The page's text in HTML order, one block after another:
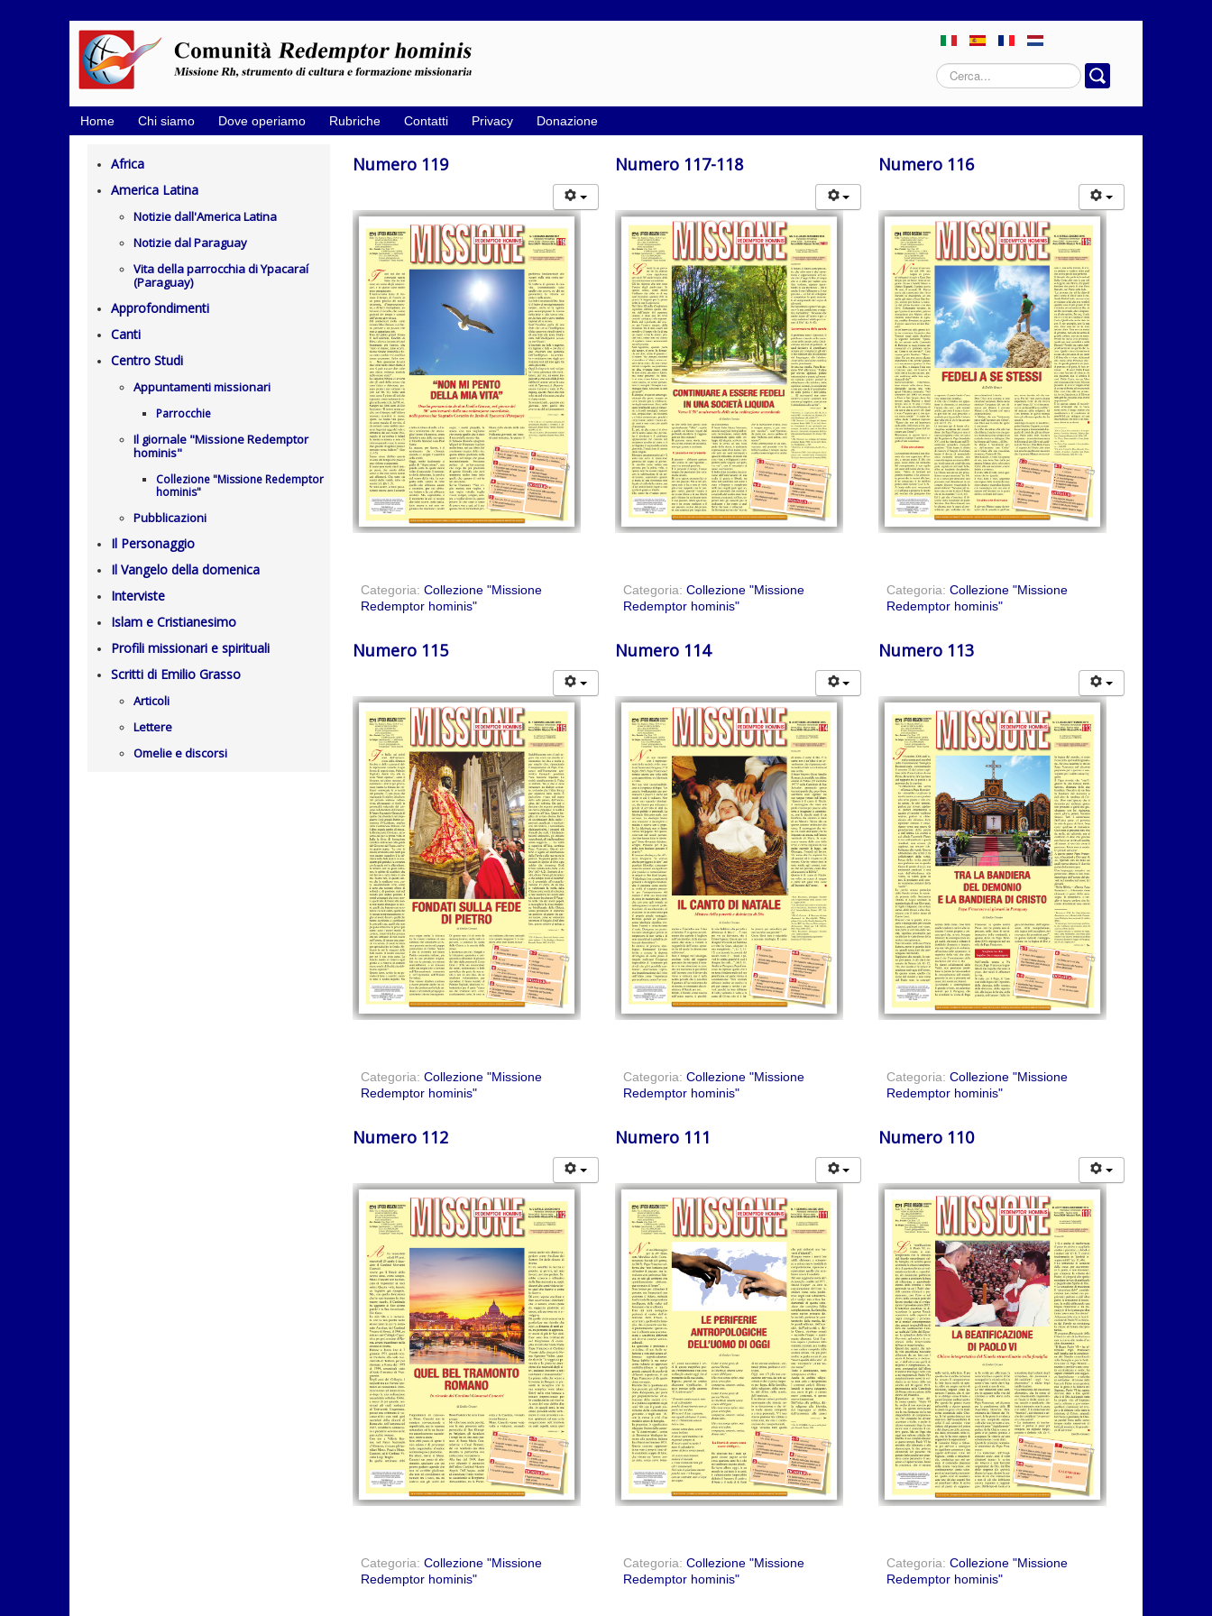
Cerca...
Home Chi siamo Dove operiamo Rubriche Contatti Privacy Donazione
Africa
America Latina
Notizie dall'America Latina
Notizie dal Paraguay
Vita della parrocchia di Ypacaraí
(Paraguay)
Approfondimenti
Canti
Centro Studi
Appuntamenti missionari
Parrocchie
Il giornale "Missione Redemptor
hominis"
Collezione "Missione Redemptor
hominis"
Pubblicazioni
Il Personaggio
Il Vangelo della domenica
Interviste
Islam e Cristianesimo
Profili missionari e spirituali
Scritti di Emilio Grasso
Articoli
Lettere
Omelie e discorsi
Numero 119
Categoria: Collezione "Missione
Redemptor hominis"
Numero 117-118
Categoria:Collezione "Missione
Redemptor hominis"
Numero 116
Categoria: Collezione "Missione
Redemptor hominis"
Numero 115
Categoria: Collezione "Missione
Redemptor hominis"
Numero 114
Categoria:Collezione "Missione
Redemptor hominis"
Numero 113
Categoria: Collezione "Missione
Redemptor hominis"
Numero 112
Categoria: Collezione "Missione
Redemptor hominis"
Numero 111
Categoria:Collezione "Missione
Redemptor hominis"
Numero 110
Categoria: Collezione "Missione
Redemptor hominis"